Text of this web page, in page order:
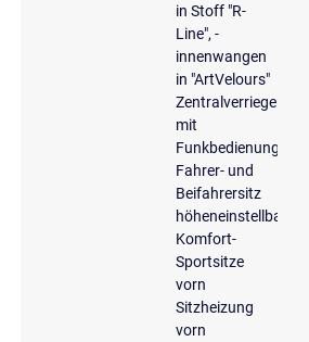
in Stoff "R-
Line", -
innenwangen
in "ArtVelours"
Zentralverriegelung
mit
Funkbedienung
Fahrer- und
Beifahrersitz
höheneinstellbar
Komfort-
Sportsitze
vorn
Sitzheizung
vorn